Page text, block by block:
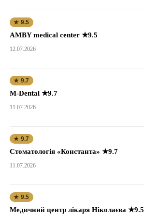
★ 9.5
AMBY medical center ★9.5
12.07.2026
★ 9.7
M-Dental ★9.7
11.07.2026
★ 9.7
Стоматологія «Константа» ★9.7
11.07.2026
★ 9.5
Медичний центр лікаря Ніколаєва ★9.5